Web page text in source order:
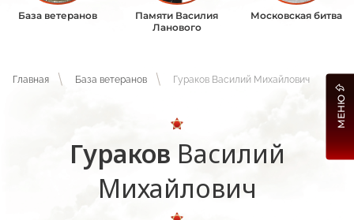
База ветеранов
Памяти Василия
Ланового
Московская битва
Главная База ветеранов Гураков Василий Михайлович
Гураков Василий
Михайлович
МЕНЮ